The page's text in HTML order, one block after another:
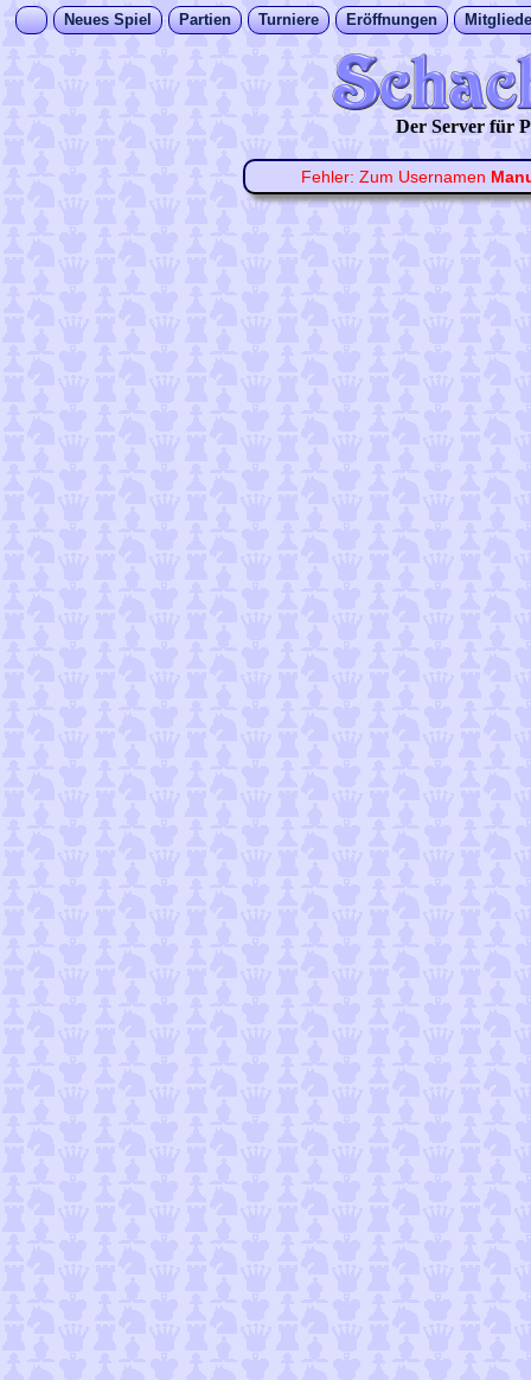
Neues Spiel Partien Turniere Eröffnungen
Der Server für
Fehler: Zum Usernamen